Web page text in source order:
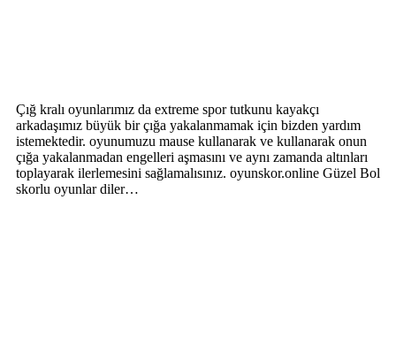
Çığ kralı oyunlarımız da extreme spor tutkunu kayakçı
arkadaşımız büyük bir çığa yakalanmamak için bizden yardım
istemektedir. oyunumuzu mause kullanarak ve kullanarak onun
çığa yakalanmadan engelleri aşmasını ve aynı zamanda altınları
toplayarak ilerlemesini sağlamalısınız. oyunskor.online Güzel Bol
skorlu oyunlar diler…